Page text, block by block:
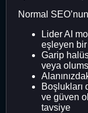
Normal
Lider AI
eşleyen
Garip
veya
Boşlukları
ve güven
tavsiye